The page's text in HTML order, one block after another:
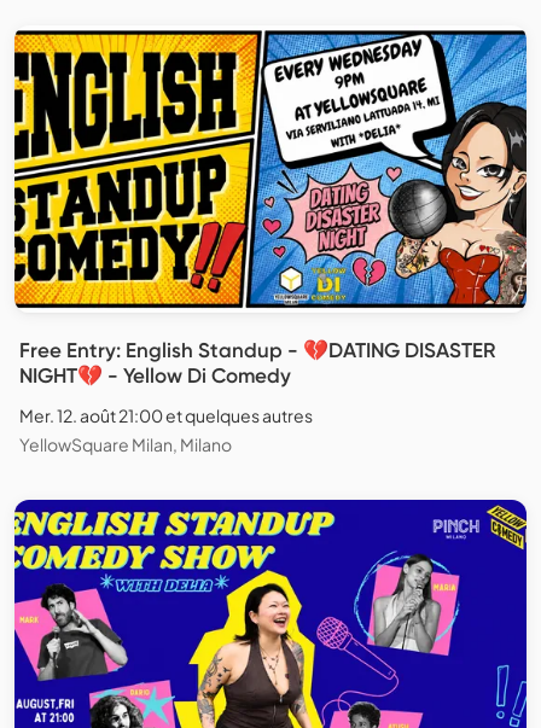
Free Entry: English Standup - 💔DATING DISASTER
NIGHT💔 - Yellow Di Comedy
Mer. 12. août 21:00 et quelques autres
YellowSquare Milan, Milano